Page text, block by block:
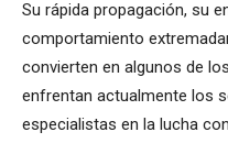
Su rápida propagación, su
comportamiento
convierten en algunos de
enfrentan actualmente los
especialistas en la lucha